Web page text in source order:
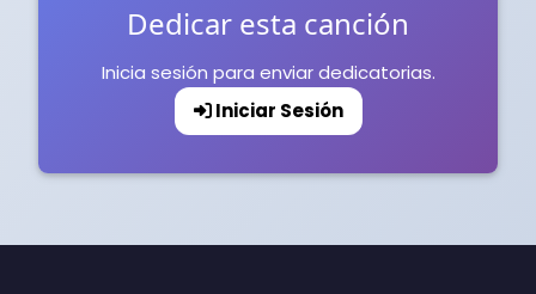
Dedicar esta canción
Inicia sesión para enviar dedicatorias.
Iniciar Sesión